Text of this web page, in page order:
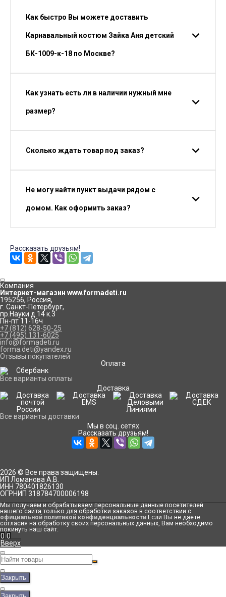
Как быстро Вы можете доставить
Карнавальный костюм Зайка Аня детский
БК-1009-к-18 по Москве?
Как узнать есть ли в наличии нужный мне
размер?
Сколько ждать товар под заказ?
Не могу найти пункт выдачи рядом с
домом. Как оформить заказ?
Рассказать друзьям!
Компания
Интернет-магазин www.formadeti.ru
195256, Россия,
г. Санкт-Петербург,
пр.Науки д.14 к.3
Пн-пт 11-16ч
+7 (812) 628-50-25
+7 (495) 131-6025
info@formadeti.ru
forma.deti@yandex.ru
Отзывы покупателей
Оплата
Все варианты оплаты
Доставка
Все варианты доставки
Мы в соц. сетях
Рассказать друзьям!
2026 © Все права защищены.
ИП Ломанова А.В.
ИНН 780401826130
ОГРНИП 318784700006198
Мы получаем и обрабатываем персональные данные посетителей
нашего сайта только для обработки заказов в соответствии с
официальной политикой конфиденциальности.Если Вы не даёте
согласия на обработку своих персональных данных, Вам необходимо
покинуть наш сайт.
0 0
Вверх
Закрыть